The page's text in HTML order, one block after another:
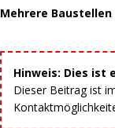
Mehrere
Hinweis: Dies ist
Dieser Beitrag ist